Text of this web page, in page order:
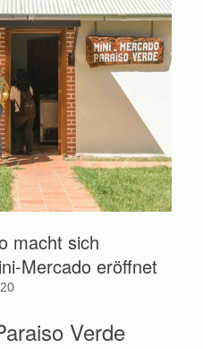
macht sich
Mercado eröffnet
Verde